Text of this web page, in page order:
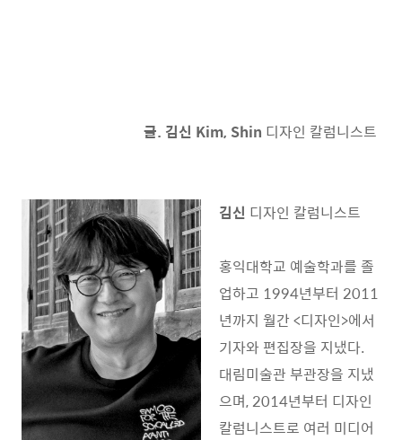
글. 김신 Kim, Shin 디자인 칼럼니스트
김신 디자인 칼럼니스트
홍익대학교 예술학과를 졸
업하고 1994년부터 2011
년까지 월간 <디자인>에서
기자와 편집장을 지냈다.
대림미술관 부관장을 지냈
으며, 2014년부터 디자인
칼럼니스트로 여러 미디어